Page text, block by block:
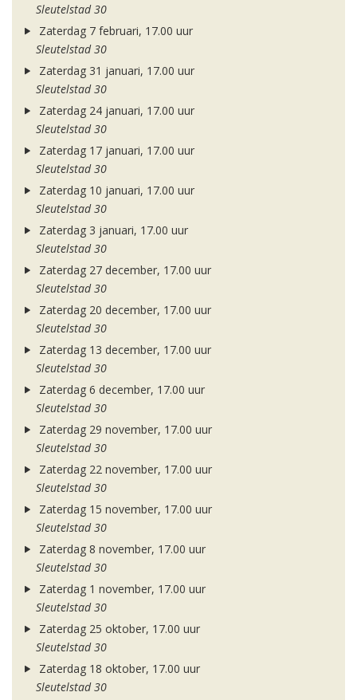
Sleutelstad 30
Zaterdag 7 februari, 17.00 uur
Sleutelstad 30
Zaterdag 31 januari, 17.00 uur
Sleutelstad 30
Zaterdag 24 januari, 17.00 uur
Sleutelstad 30
Zaterdag 17 januari, 17.00 uur
Sleutelstad 30
Zaterdag 10 januari, 17.00 uur
Sleutelstad 30
Zaterdag 3 januari, 17.00 uur
Sleutelstad 30
Zaterdag 27 december, 17.00 uur
Sleutelstad 30
Zaterdag 20 december, 17.00 uur
Sleutelstad 30
Zaterdag 13 december, 17.00 uur
Sleutelstad 30
Zaterdag 6 december, 17.00 uur
Sleutelstad 30
Zaterdag 29 november, 17.00 uur
Sleutelstad 30
Zaterdag 22 november, 17.00 uur
Sleutelstad 30
Zaterdag 15 november, 17.00 uur
Sleutelstad 30
Zaterdag 8 november, 17.00 uur
Sleutelstad 30
Zaterdag 1 november, 17.00 uur
Sleutelstad 30
Zaterdag 25 oktober, 17.00 uur
Sleutelstad 30
Zaterdag 18 oktober, 17.00 uur
Sleutelstad 30